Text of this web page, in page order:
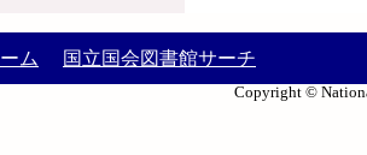
ム 国立国会図書館サーチ
Copyright ©